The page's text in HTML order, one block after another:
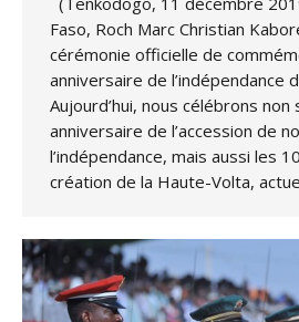
Faso, Roch Marc Christian
cérémonie officielle de
anniversaire de l’indépendance
Aujourd’hui, nous célébrons
anniversaire de l’accession de
l’indépendance, mais aussi les
création de la Haute-Volta,